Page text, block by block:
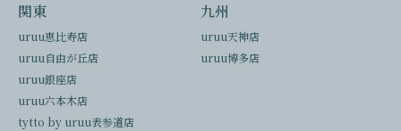
関東
uruu恵比寿店
uruu自由が丘店
uruu銀座店
uruu六本木店
tytto by uruu表参道店
九州
uruu天神店
uruu博多店